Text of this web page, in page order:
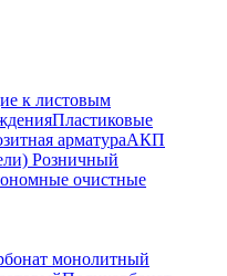
к листовым
Пластиковые
арматураАКП
Розничный
очистные
монолитный